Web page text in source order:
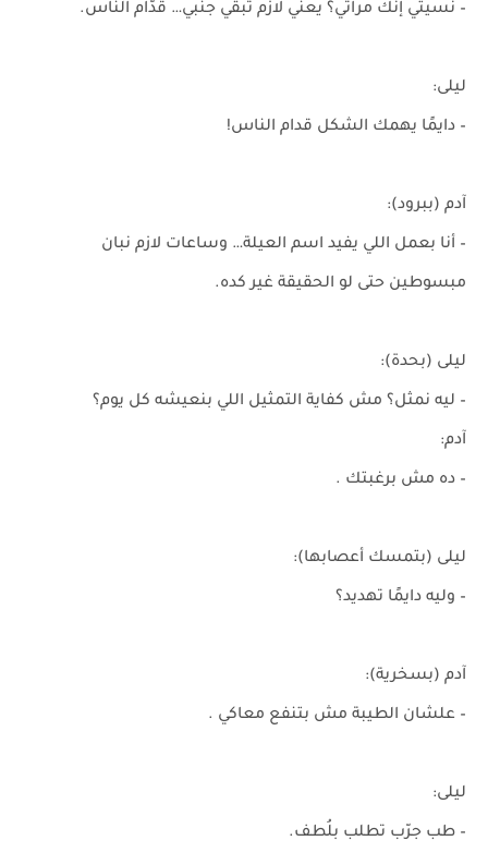
– نسيتي إنك مراتي؟ يعني لازم تبقي جنبي… قدّام الناس.
ليلى:
– دايمًا يهمك الشكل قدام الناس!
آدم (ببرود):
– أنا بعمل اللي يفيد اسم العيلة… وساعات لازم نبان
مبسوطين حتى لو الحقيقة غير كده.
ليلى (بحدة):
– ليه نمثل؟ مش كفاية التمثيل اللي بنعيشه كل يوم؟
آدم:
– ده مش برغبتك .
ليلى (بتمسك أعصابها):
– وليه دايمًا تهديد؟
آدم (بسخرية):
– علشان الطيبة مش بتنفع معاكي .
ليلى:
– طب جرّب تطلب بلُطف.